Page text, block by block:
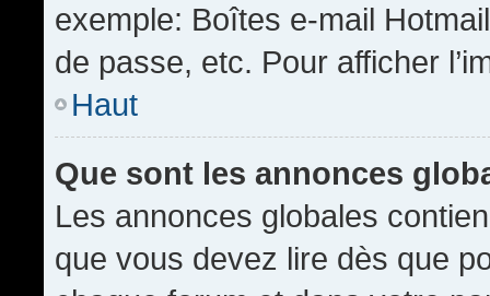
exemple: Boîtes e-mail
de passe, etc. Pour afficher
Haut
Que sont les annonces
Les annonces globales
que vous devez lire dès que